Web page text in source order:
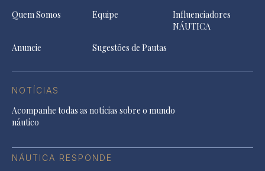
Quem Somos Equipe
Influenciadores
NÁUTICA
Anuncie
Sugestões de Pautas
NOTÍCIAS
Acompanhe todas as notícias sobre o mundo
náutico
NÁUTICA RESPONDE